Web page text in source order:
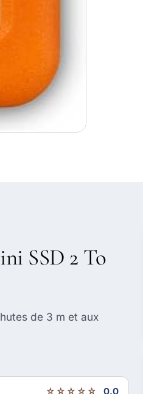
SSD 2 To
de 3 m et aux
☆☆☆☆☆ 0.0